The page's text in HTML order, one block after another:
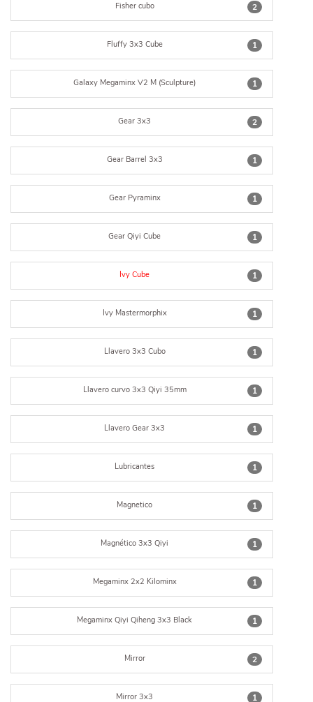
2
Fisher cubo
1
Fluffy 3x3 Cube
1
Galaxy Megaminx V2 M (Sculpture)
2
Gear 3x3
1
Gear Barrel 3x3
1
Gear Pyraminx
1
Gear Qiyi Cube
1
Ivy Cube
1
Ivy Mastermorphix
1
Llavero 3x3 Cubo
1
Llavero curvo 3x3 Qiyi 35mm
1
Llavero Gear 3x3
1
Lubricantes
1
Magnetico
1
Magnético 3x3 Qiyi
1
Megaminx 2x2 Kilominx
1
Megaminx Qiyi Qiheng 3x3 Black
2
Mirror
1
Mirror 3x3